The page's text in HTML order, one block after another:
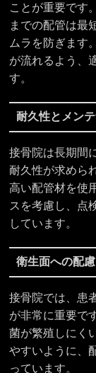
ことが重要です
までの配管は最
ムラを防ぎます
が流れるよう、
す。
耐久性とメン
接骨院は長期間
耐久性が求めら
高い配管材を使
スを考慮し、点
しています。
衛生面への配慮
接骨院では、患
が非常に重要で
菌が繁殖しにく
やすいように、
っています。